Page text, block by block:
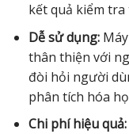
kết quả kiểm tra
Dễ sử dụng:Máy
thân thiện với
đòi hỏi người
phân tích hóa
Chi phí hiệu quả: